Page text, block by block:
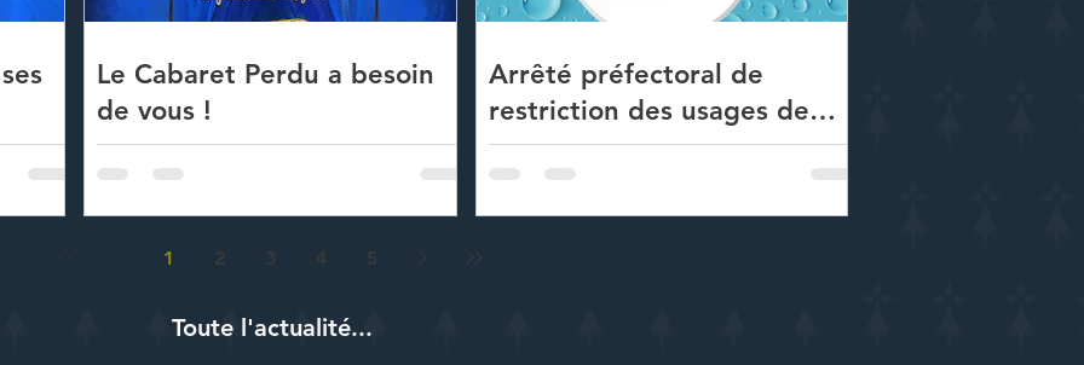
Le Cabaret Perdu a besoin
de vous !
Arrêté préfectoral de
restriction des usages de
l'eau
1 2 3 4 5
Toute l'actualité...